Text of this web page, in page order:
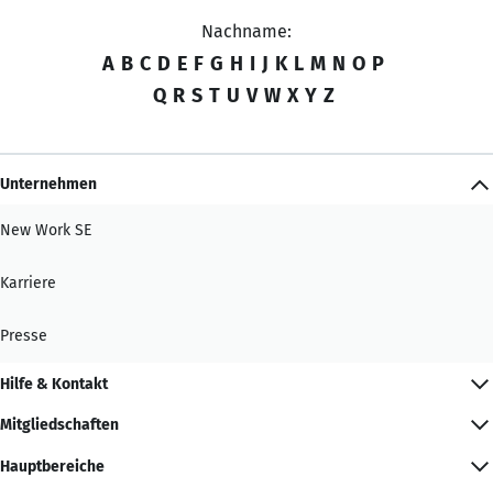
Nachname:
A B C D E F G H I J K L M N O P
Q R S T U V W X Y Z
Unternehmen
New Work SE
Karriere
Presse
Hilfe & Kontakt
Mitgliedschaften
Hauptbereiche